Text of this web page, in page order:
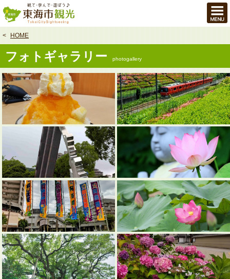
本
文
HOME
フォトギャラリー photogallery